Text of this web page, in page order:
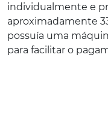
individualmente e
aproximadamente
possuía uma
para facilitar o